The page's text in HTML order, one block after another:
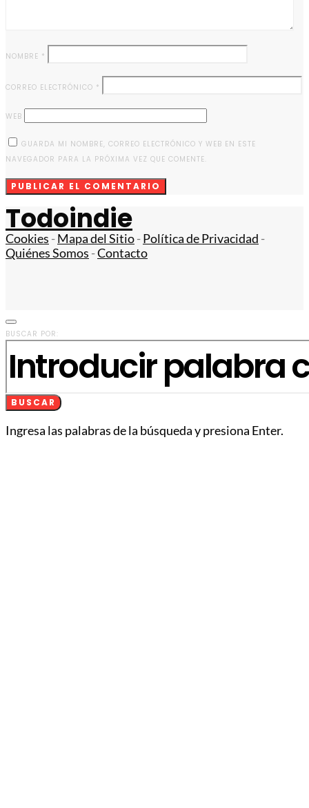
NOMBRE *
CORREO ELECTRÓNICO *
WEB
GUARDA MI NOMBRE, CORREO ELECTRÓNICO Y WEB EN ESTE
NAVEGADOR PARA LA PRÓXIMA VEZ QUE COMENTE.
Todoindie
Cookies -Mapa del Sitio-Política de Privacidad -
Quiénes Somos -Contacto
BUSCAR POR:
BUSCAR
Ingresa las palabras de la búsqueda y presiona Enter.